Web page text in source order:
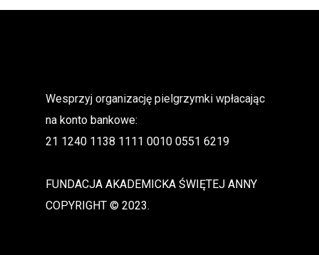
Wesprzyj organizację pielgrzymki wpłacając
na konto bankowe:
21 1240 1138 1111 0010 0551 6219
FUNDACJA AKADEMICKA ŚWIĘTEJ ANNY
COPYRIGHT © 2023.